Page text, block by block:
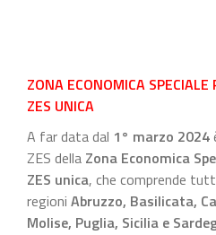
ZONA ECONOMICA
ZES UNICA
A far data dal 1° marzo 2024
ZES della Zona Economica
ZES unica, che comprende
regioni Abruzzo, Basilicata,
Molise, Puglia, Sicilia e